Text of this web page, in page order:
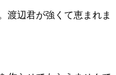
渡辺君が強くて恵まれま